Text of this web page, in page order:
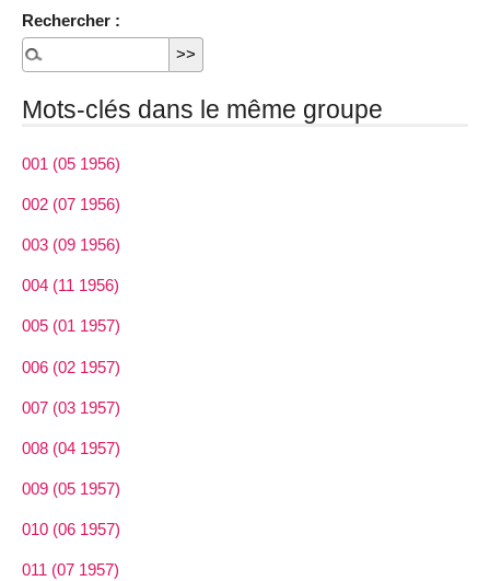
Rechercher :
Mots-clés dans le même groupe
001 (05 1956)
002 (07 1956)
003 (09 1956)
004 (11 1956)
005 (01 1957)
006 (02 1957)
007 (03 1957)
008 (04 1957)
009 (05 1957)
010 (06 1957)
011 (07 1957)